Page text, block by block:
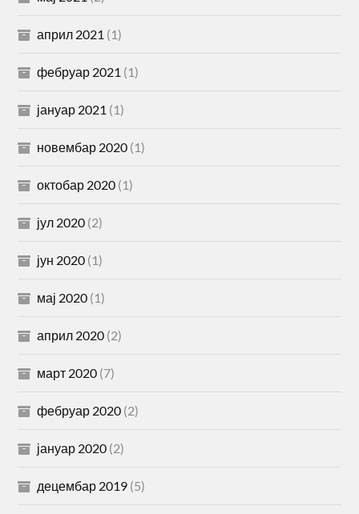
април 2021 (1)
фебруар 2021 (1)
јануар 2021 (1)
новембар 2020 (1)
октобар 2020 (1)
јул 2020 (2)
јун 2020 (1)
мај 2020 (1)
април 2020 (2)
март 2020 (7)
фебруар 2020 (2)
јануар 2020 (2)
децембар 2019 (5)